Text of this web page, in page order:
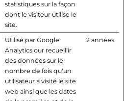
statistiques sur la façon
dont le visiteur utilise le
site.
Utilisé par Google
Analytics our recueillir
des données sur le
nombre de fois qu'un
utilisateur a visité le site
web ainsi que les dates
2 années